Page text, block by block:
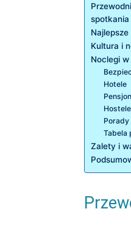
spotkania
Kultura ⁣i
Noclegi
Hotele
Tabela
Zalety ​i